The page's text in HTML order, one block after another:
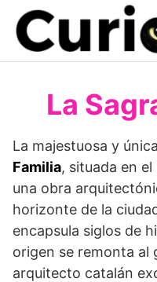
Saltar
contenido
La
La majestuosa y única
Familia, situada en
una obra
horizonte de la
encapsula siglos de
origen se remonta al
arquitecto catalán